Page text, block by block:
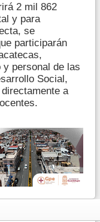
2 mil 862
y para
se
participarán
y personal de las
Social,
a